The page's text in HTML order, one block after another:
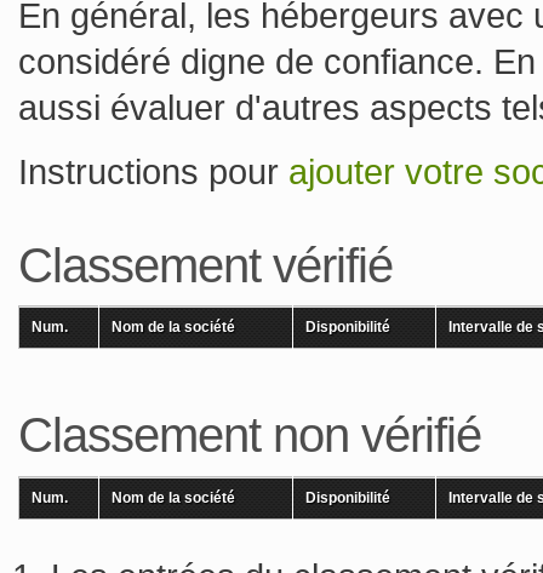
En général, les hébergeurs avec
considéré digne de confiance.
aussi évaluer d'autres aspects
Instructions pour ajouter votre
Classement vérifié
Num. Nom de la société Disponibilité Intervalle de
Classement non vérifié
Num. Nom de la société Disponibilité Intervalle de